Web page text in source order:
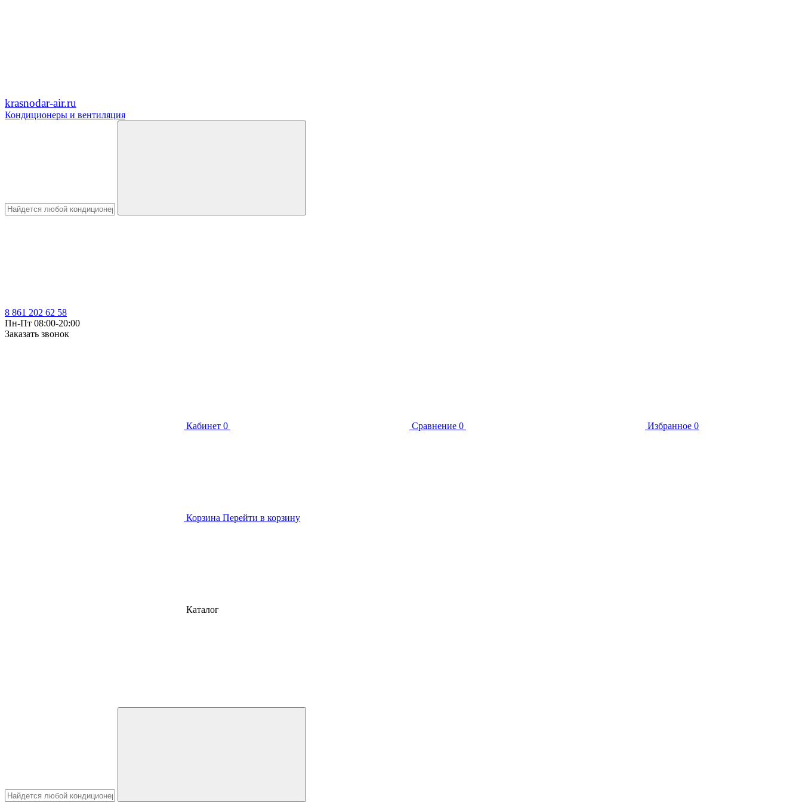
krasnodar-air.ru
Кондиционеры и вентиляция
8 861 202 62 58
Пн-Пт 08:00-20:00
Заказать звонок
Кабинет 0 Сравнение 0 Избранное 0
Корзина Перейти в корзину
Каталог